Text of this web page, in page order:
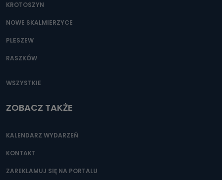
KROTOSZYN
NOWE SKALMIERZYCE
PLESZEW
RASZKÓW
WSZYSTKIE
ZOBACZ TAKŻE
KALENDARZ WYDARZEŃ
KONTAKT
ZAREKLAMUJ SIĘ NA PORTALU